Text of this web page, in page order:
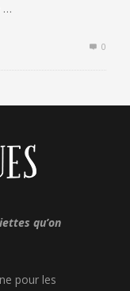
…
0
qu’on
pour les